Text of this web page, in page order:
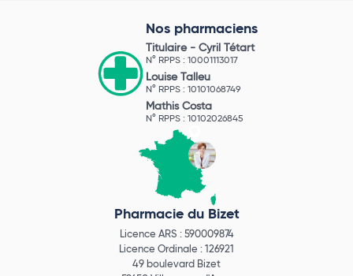
Nos pharmaciens
Titulaire - Cyril Tétart
N° RPPS : 10001113017
Louise Talleu
N° RPPS : 10101068749
Mathis Costa
N° RPPS : 10102026845
Pharmacie du Bizet
Licence ARS : 590009874
Licence Ordinale : 126921
49 boulevard Bizet